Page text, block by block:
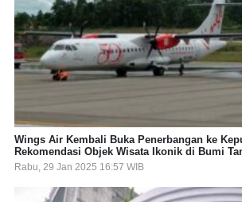
Wings Air Kembali Buka Penerbangan ke
Rekomendasi Objek Wisata Ikonik di Bumi
Rabu, 29 Jan 2025 16:57 WIB